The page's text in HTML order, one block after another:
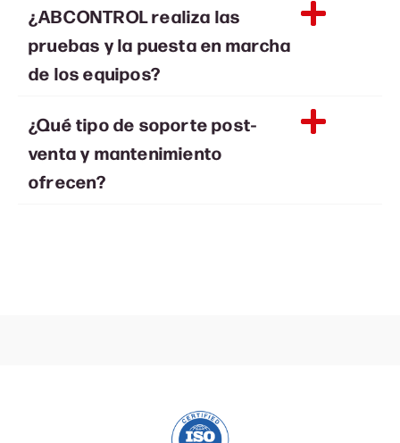
¿ABCONTROL realiza las
pruebas y la puesta en marcha
de los equipos?
¿Qué tipo de soporte post-
venta y mantenimiento
ofrecen?